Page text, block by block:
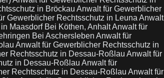
in Bröckau Anwalt für Gewerblicher
Gewerblicher Rechtsschutz in Leuna Anwalt
Maasdorf Bei Köthen, AnhaltAnwalt für
Bei Aschersleben Anwalt für
Anwalt für Gewerblicher Rechtsschutz in
Rechtsschutz in Dessau-Roßlau Anwalt für
in Dessau-Roßlau Anwalt für
Rechtsschutz in Dessau-Roßlau Anwalt für